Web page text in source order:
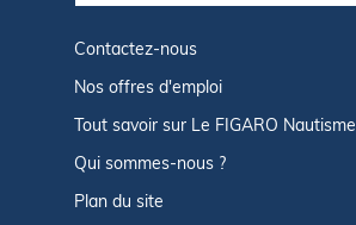
Contactez-nous
Nos offres d'emploi
Tout savoir sur Le FIGARO Nautisme
Qui sommes-nous ?
Plan du site